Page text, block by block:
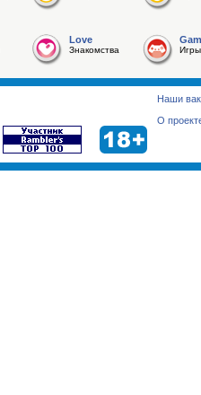
Love
Знакомства Игры
Наши
О